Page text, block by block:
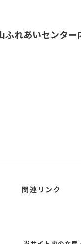
ふれあいセンター
関連リンク